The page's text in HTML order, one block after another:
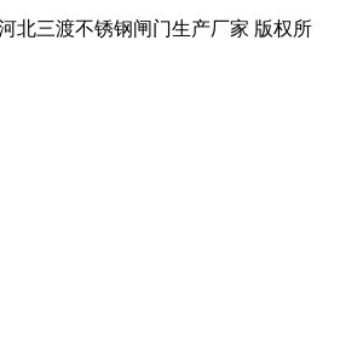
北三渡不锈钢闸门生产厂家 版权所